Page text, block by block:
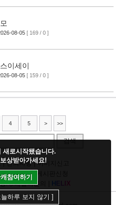
08-05 [ 169 / 0 ]
이세이
08-05 [ 159 / 0 ]
4 5 > >>
검색
|건의사항|이미지신고
|기타디비|
지/패널티문의 H
X
Communications.
새로시작됐습니다.
상받아가세요!
참여하기
늘하루 보지 않기 ]